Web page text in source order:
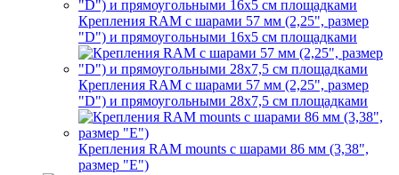
Крепления RAM с шарами 57 мм (2,25", размер
"D") и прямоугольными 16х5 см площадками
Крепления RAM с шарами 57 мм (2,25", размер
"D") и прямоугольными 28х7,5 см площадками
Крепления RAM mounts с шарами 86 мм (3,38",
размер "E")